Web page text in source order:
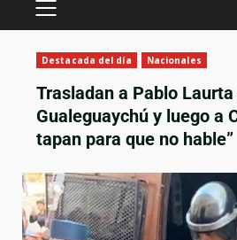
Destacada del día Nacionales
Trasladan a Pablo Laurta
Gualeguaychú y luego a
tapan para que no hable”